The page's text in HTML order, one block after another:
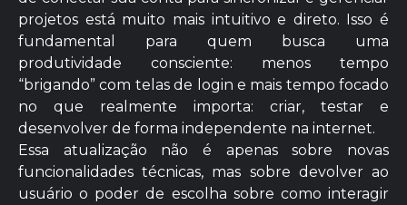
projetos está muito mais intuitivo e direto. Isso é
fundamental para quem busca uma
produtividade consciente: menos tempo
“brigando” com telas de login e mais tempo focado
no que realmente importa: criar, testar e
desenvolver de forma independente na internet.
Essa atualização não é apenas sobre novas
funcionalidades técnicas, mas sobre devolver ao
usuário o poder de escolha sobre como interagir